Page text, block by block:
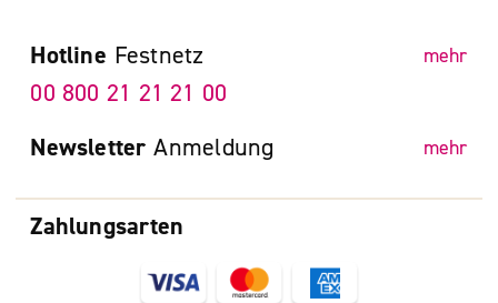
Zahlungsarten
Hotline Festnetz mehr
00 800 21 21 21 00
Newsletter Anmeldung mehr